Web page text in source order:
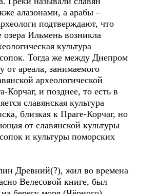
алазонами, а арабы –
подтверждают, что
озера Ильмень возникла
культура
Тогда же между Днепром
от ареала, занимаемого
археологической
Корчаг, и позднее, то есть в
славянская культура
близкая к Праге-Корчаг, но
от славянской культуры
и культуры поморских
Древний(?), жил во времена
Велесовой книге, был